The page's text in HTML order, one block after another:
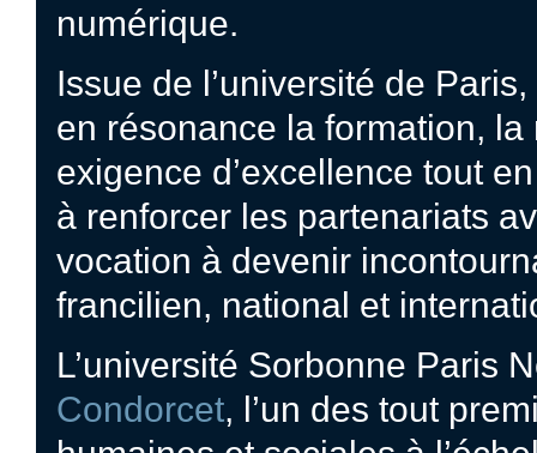
numérique.
Issue de l’université de
en résonance la formation,
exigence d’excellence tout
à renforcer les partenariats
vocation à devenir
francilien, national et
L’université Sorbonne Paris
Condorcet, l’un des tout